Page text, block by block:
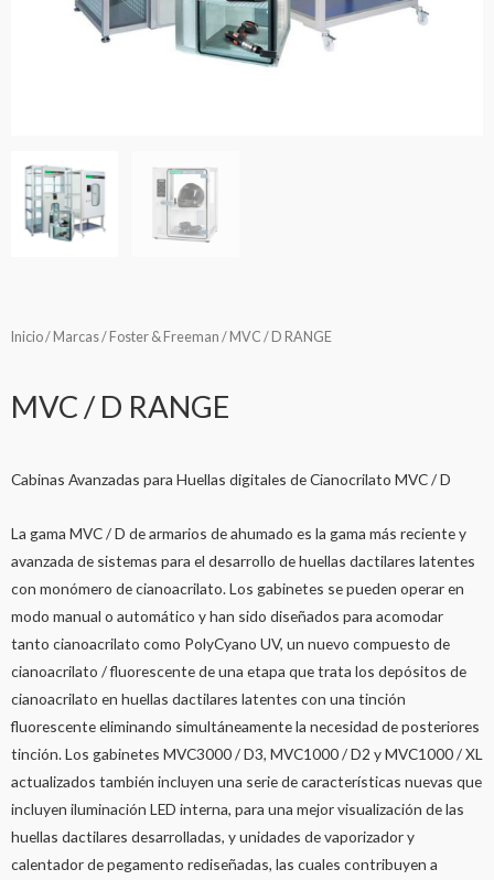
Inicio/ Marcas/ Foster & Freeman / MVC / D RANGE
MVC / D RANGE
Cabinas Avanzadas para Huellas digitales de Cianocrilato MVC / D
La gama MVC / D de armarios de ahumado es la gama más reciente y
avanzada de sistemas para el desarrollo de huellas dactilares latentes
con monómero de cianoacrilato. Los gabinetes se pueden operar en
modo manual o automático y han sido diseñados para acomodar
tanto cianoacrilato como PolyCyano UV, un nuevo compuesto de
cianoacrilato / fluorescente de una etapa que trata los depósitos de
cianoacrilato en huellas dactilares latentes con una tinción
fluorescente eliminando simultáneamente la necesidad de posteriores
tinción. Los gabinetes MVC3000 / D3, MVC1000 / D2 y MVC1000 / XL
actualizados también incluyen una serie de características nuevas que
incluyen iluminación LED interna, para una mejor visualización de las
huellas dactilares desarrolladas, y unidades de vaporizador y
calentador de pegamento rediseñadas, las cuales contribuyen a